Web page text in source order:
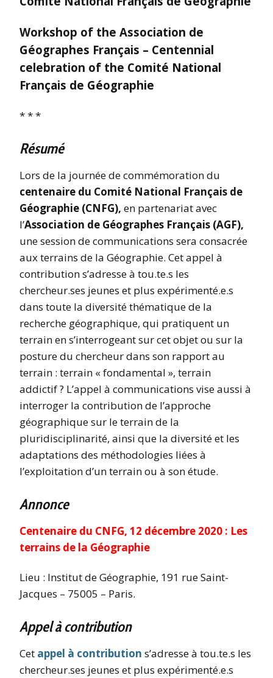
Workshop of the Association de
Géographes Français – Centennial
celebration of the Comité National
Français de Géographie
* * *
Résumé
Lors de la journée de commémoration du
centenaire du Comité National Français de
Géographie (CNFG), en partenariat avec
l’Association de Géographes Français (AGF),
une session de communications sera consacrée
aux terrains de la Géographie. Cet appel à
contribution s’adresse à tou.te.s les
chercheur.ses jeunes et plus expérimenté.e.s
dans toute la diversité thématique de la
recherche géographique, qui pratiquent un
terrain en s’interrogeant sur cet objet ou sur la
posture du chercheur dans son rapport au
terrain : terrain « fondamental », terrain
addictif ? L’appel à communications vise aussi à
interroger la contribution de l’approche
géographique sur le terrain de la
pluridisciplinarité, ainsi que la diversité et les
adaptations des méthodologies liées à
l’exploitation d’un terrain ou à son étude.
Annonce
Centenaire du CNFG, 12 décembre 2020 : Les
terrains de la Géographie
Lieu : Institut de Géographie, 191 rue Saint-
Jacques – 75005 – Paris.
Appel à contribution
Cet appel à contribution s’adresse à tou.te.s les
chercheur.ses jeunes et plus expérimenté.e.s